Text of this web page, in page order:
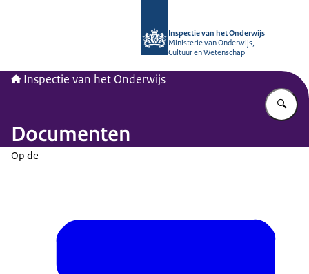
Inspectie van het Onderwijs
Ministerie van Onderwijs,
Cultuur en Wetenschap
Inspectie van het Onderwijs
Documenten
Op de